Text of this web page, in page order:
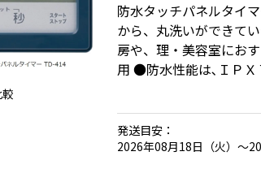
防水タッチパネルタイ
から、丸洗いができて
房や、理・美容室にお
用 ●防水性能は､ＩＰ
スクロール表示 ●マ
り返すリピート機能付
発送目安：
2026年08月18日（火）～